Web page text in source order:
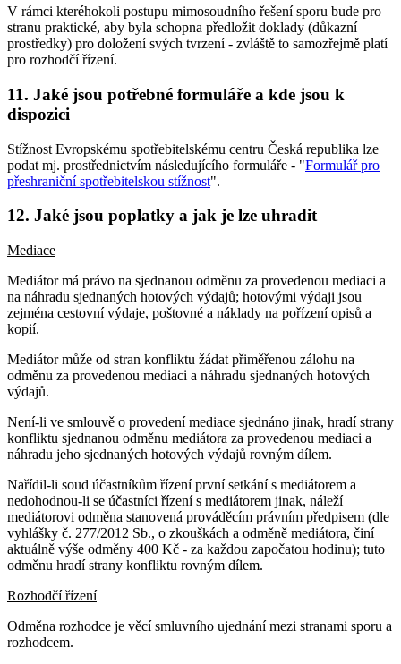
V rámci kteréhokoli postupu mimosoudního řešení sporu bude pro
stranu praktické, aby byla schopna předložit doklady (důkazní
prostředky) pro doložení svých tvrzení - zvláště to samozřejmě platí
pro rozhodčí řízení.
11. Jaké jsou potřebné formuláře a kde jsou k
dispozici
Stížnost Evropskému spotřebitelskému centru Česká republika lze
podat mj. prostřednictvím následujícího formuláře - "Formulář pro
přeshraniční spotřebitelskou stížnost".
12. Jaké jsou poplatky a jak je lze uhradit
Mediace
Mediátor má právo na sjednanou odměnu za provedenou mediaci a
na náhradu sjednaných hotových výdajů; hotovými výdaji jsou
zejména cestovní výdaje, poštovné a náklady na pořízení opisů a
kopií.
Mediátor může od stran konfliktu žádat přiměřenou zálohu na
odměnu za provedenou mediaci a náhradu sjednaných hotových
výdajů.
Není-li ve smlouvě o provedení mediace sjednáno jinak, hradí strany
konfliktu sjednanou odměnu mediátora za provedenou mediaci a
náhradu jeho sjednaných hotových výdajů rovným dílem.
Nařídil-li soud účastníkům řízení první setkání s mediátorem a
nedohodnou-li se účastníci řízení s mediátorem jinak, náleží
mediátorovi odměna stanovená prováděcím právním předpisem (dle
vyhlášky č. 277/2012 Sb., o zkouškách a odměně mediátora, činí
aktuálně výše odměny 400 Kč - za každou započatou hodinu); tuto
odměnu hradí strany konfliktu rovným dílem.
Rozhodčí řízení
Odměna rozhodce je věcí smluvního ujednání mezi stranami sporu a
rozhodcem.